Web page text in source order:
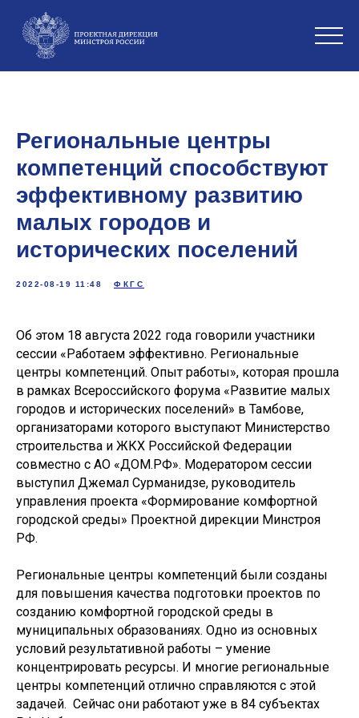
Региональные центры
компетенций способствуют
эффективному развитию
малых городов и
исторических поселений
2022-08-19 11:48 ФКГС
Об этом 18 августа 2022 года говорили участники
сессии «Работаем эффективно. Региональные
центры компетенций. Опыт работы», которая прошла
в рамках Всероссийского форума «Развитие малых
городов и исторических поселений» в Тамбове,
организаторами которого выступают Министерство
строительства и ЖКХ Российской Федерации
совместно с АО «ДОМ.РФ». Модератором сессии
выступил Джемал Сурманидзе, руководитель
управления проекта «Формирование комфортной
городской среды» Проектной дирекции Минстроя
РФ.
Региональные центры компетенций были созданы
для повышения качества подготовки проектов по
созданию комфортной городской среды в
муниципальных образованиях. Одно из основных
условий результативной работы – умение
концентрировать ресурсы. И многие региональные
центры компетенций отлично справляются с этой
задачей. Сейчас они работают уже в 84 субъектах